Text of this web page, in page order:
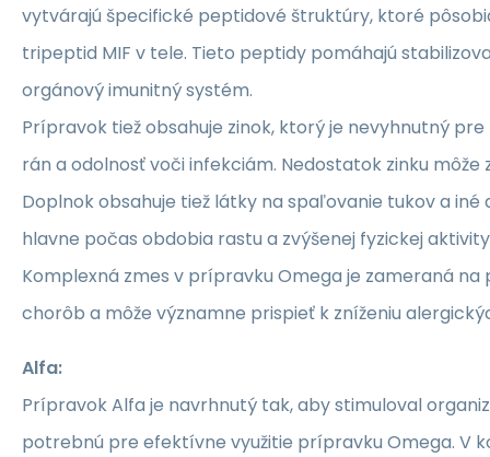
vytvárajú špecifické peptidové štruktúry, ktoré
tripeptid MIF v tele. Tieto peptidy pomáhajú
orgánový imunitný systém.
Prípravok tiež obsahuje zinok, ktorý je nevyhnutný pre
rán a odolnosť voči infekciám. Nedostatok zinku môže
Doplnok obsahuje tiež látky na spaľovanie tukov a
hlavne počas obdobia rastu a zvýšenej fyzickej
Komplexná zmes v prípravku Omega je zameraná na
chorôb a môže významne prispieť k zníženiu
Alfa:
Prípravok Alfa je navrhnutý tak, aby stimuloval
potrebnú pre efektívne využitie prípravku Omega. V